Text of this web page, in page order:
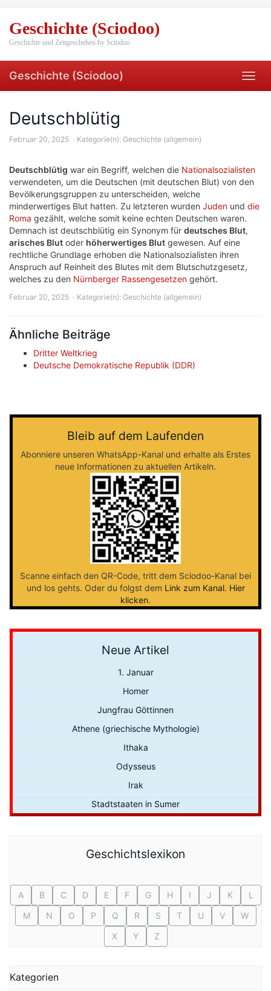
main
content
Geschichte (Sciodoo)
Geschichte und Zeitgeschehen by Sciodoo
Geschichte (Sciodoo)
Deutschblütig
Februar 20, 2025 Kategorie(n): Geschichte (allgemein)
Deutschblütig war ein Begriff, welchen die Nationalsozialisten
verwendeten, um die Deutschen (mit deutschen Blut) von den
Bevölkerungsgruppen zu unterscheiden, welche
minderwertiges Blut hatten. Zu letzteren wurden Juden und die
Roma gezählt, welche somit keine echten Deutschen waren.
Demnach ist deutschblütig ein Synonym für deutsches Blut,
arisches Blut oder höherwertiges Blut gewesen. Auf eine
rechtliche Grundlage erhoben die Nationalsozialisten ihren
Anspruch auf Reinheit des Blutes mit dem Blutschutzgesetz,
welches zu den Nürnberger Rassengesetzen gehört.
Februar 20, 2025 Kategorie(n): Geschichte (allgemein)
Ähnliche Beiträge
Dritter Weltkrieg
Deutsche Demokratische Republik (DDR)
Bleib auf dem Laufenden
Abonniere unseren WhatsApp-Kanal und erhalte als Erstes
neue Informationen zu aktuellen Artikeln.
Scanne einfach den QR-Code, tritt dem Sciodoo-Kanal bei
und los gehts. Oder du folgst dem Link zum Kanal. Hier
klicken.
Neue Artikel
1. Januar
Homer
Jungfrau Göttinnen
Athene (griechische Mythologie)
Ithaka
Odysseus
Irak
Stadtstaaten in Sumer
Geschichtslexikon
A B C D E F G H I J K
L
M
N O P Q R S T U V
W
X
Y Z
Kategorien